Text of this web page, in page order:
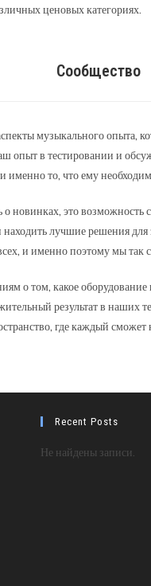
ценовых категориях.
Сообщество
музыкального
опыт в тестировании и
именно то, что ему
новинках, это
лучшие решения
и именно поэтому мы так
о том, какое
результат в наших
где каждый
Recent Posts
Не найдены записи.